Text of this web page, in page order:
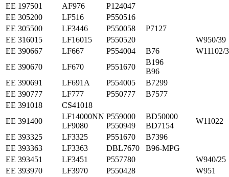
ЕЕ 197501
AF976
P124047
ЕЕ 305200
LF516
P550516
ЕЕ 305500
LF3446 P550058
P7127
ЕЕ 316015
LF16015 P550520
W950/39
ЕЕ 390667
LF667 P554004 B76
W11102/
ЕЕ 390670
LF670 P551670
B196
B96
ЕЕ 390691
LF691A P554005
B7299
ЕЕ 390777
LF777 P550777
B7577
ЕЕ 391018
CS41018
ЕЕ 391400
LF14000NN
LF9080
P559000
P550949
BD50000
BD7154
W11022
ЕЕ 393325
LF3325 P551670
B7396
ЕЕ 393363
LF3363 DBL7670
B96-MPG
ЕЕ 393451
LF3451 P557780
W940/25
ЕЕ 393970
LF3970 P550428
W951